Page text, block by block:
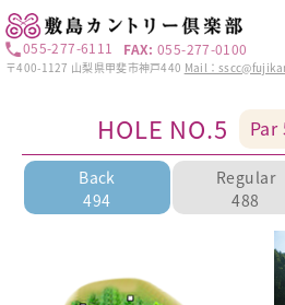
055-277-6111 FAX: 055-277-0100
〒400-1127 山梨県甲斐市神戸440 Mail：
HOLE NO.5 Par
Back
494
Regular
488